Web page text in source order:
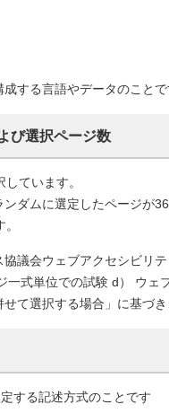
する言語やデータのことで
び選択ページ数
ています。
ダムに選定したページが
議会ウェブアクセシビリ
式単位での試験 d） ウェ
て選択する場合」に基づき
する記述方式のことです